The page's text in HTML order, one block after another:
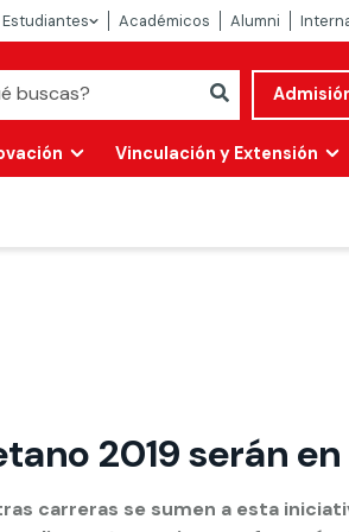
Estudiantes Académicos Alumni
Vinculación y Extensión
2019 serán
carreras se sumen a esta